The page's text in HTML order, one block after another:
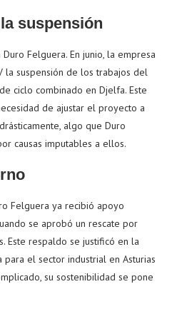
suspensión
Felguera. En junio, la empresa
la suspensión de los trabajos del
ciclo combinado en Djelfa. Este
de ajustar el proyecto a
algo que Duro
causas imputables a ellos.
Felguera ya recibió apoyo
se aprobó un rescate por
Este respaldo se justificó en la
el sector industrial en Asturias
su sostenibilidad se pone